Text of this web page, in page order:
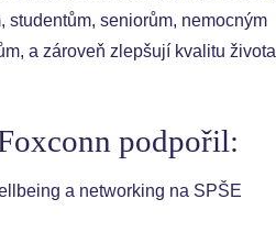
studentům, seniorům, nemocným
a zároveň zlepšují kvalitu života
podpořil:
a networking na SPŠE